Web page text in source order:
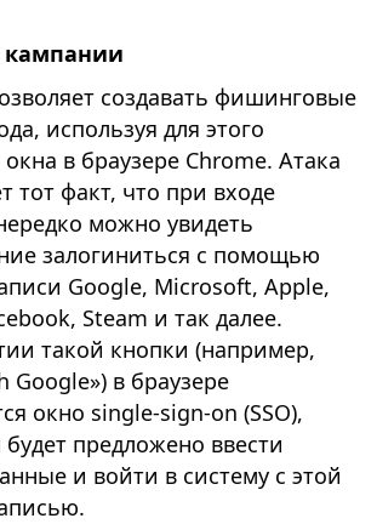
кампании
создавать фишинговые
используя для этого
в браузере Chrome. Атака
тот факт, что при входе
можно увидеть
залогиниться с помощью
Google, Microsoft, Apple,
Steam и так далее.
такой кнопки (например,
Google») в браузере
окно single-sign-on (SSO),
предложено ввести
и войти в систему с этой